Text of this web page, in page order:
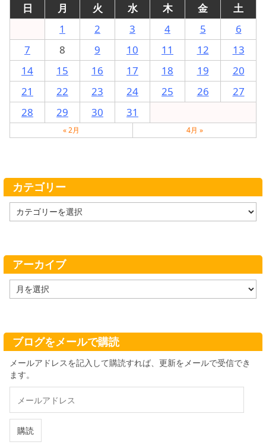
日
月 火 水 木 金
土
1
2 3 4 5
6
7
8 9 10 11 12
13
14
15 16 17 18 19
20
21
22 23 24 25 26
27
28
29 30 31
« 2月 4月 »
カテゴリー
テ
ー
アーカイブ
ー
ブ
ブログをメールで購読
メールアドレスを記入して購読すれば、更新をメールで受信でき
ます。
ル
ド
購読